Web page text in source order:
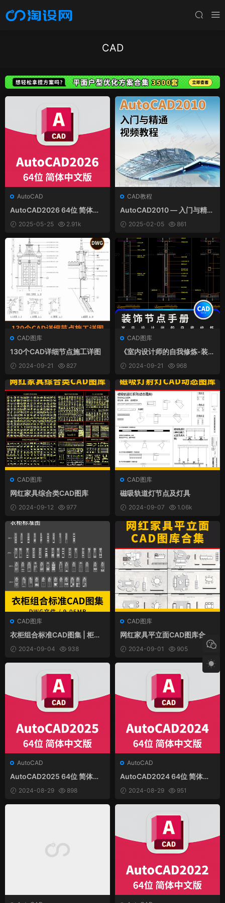
CAD
AutoCAD
AutoCAD2026 64位 简体中
文和谐版
2025-05-25 2.91k
CAD教程
AutoCAD2010 — 入门与精通
视频教程
2025-02-05 861
CAD图库
130个CAD详细节点施工详图
2024-09-21 827
CAD图库
《室内设计师的自我修炼-装饰
节点手册》CAD版
2024-09-21 968
CAD图库
网红家具综合类CAD图库
2024-09-12 977
CAD图库
磁吸轨道灯节点及灯具
2024-09-07 1.06k
CAD图库
衣柜组合标准CAD图集 | 柜子
尺寸施工图素材CAD图库
2024-09-04 938
CAD图库
网红家具平立面CAD图库合集
4.02024-09-01 905
AutoCAD
AutoCAD2025 64位 简体中
文和谐版
2024-08-29 898
AutoCAD
AutoCAD2024 64位 简体中
文和谐版
2024-08-29 951